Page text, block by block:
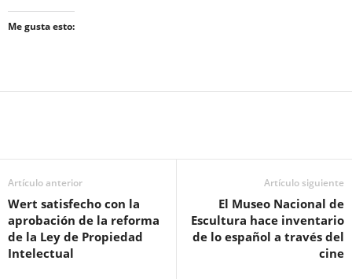
Me gusta esto:
Artículo anterior
Wert satisfecho con la
aprobación de la reforma
de la Ley de Propiedad
Intelectual
Artículo siguiente
El Museo Nacional de
Escultura hace inventario
de lo español a través del
cine